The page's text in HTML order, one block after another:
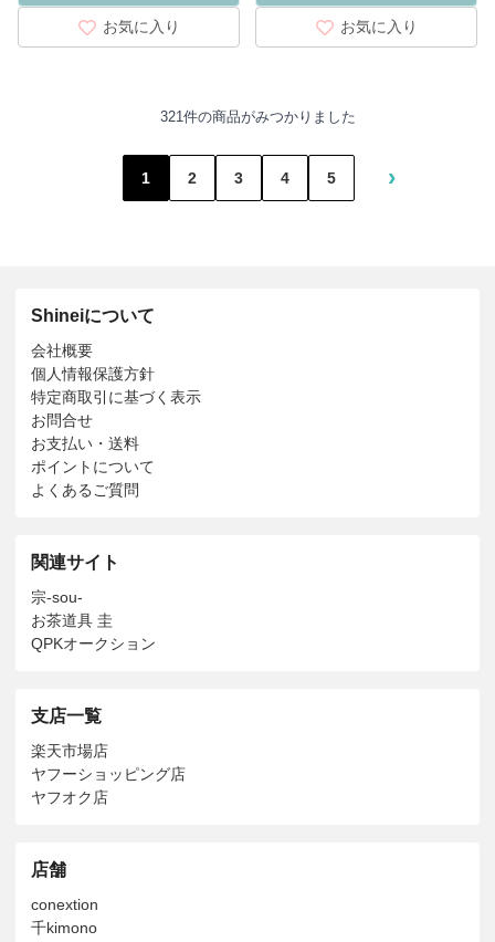
お気に入り お気に入り
321件の商品がみつかりました
1 2 3 4 5 ›
Shineiについて
会社概要
個人情報保護方針
特定商取引に基づく表示
お問合せ
お支払い・送料
ポイントについて
よくあるご質問
関連サイト
宗-sou-
お茶道具 圭
QPKオークション
支店一覧
楽天市場店
ヤフーショッピング店
ヤフオク店
店舗
conextion
千kimono